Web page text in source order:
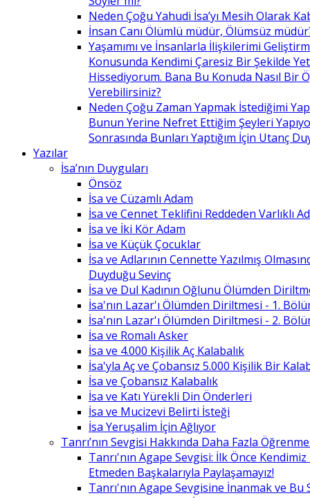
Neden Çoğu Yahudi İsa’yı Mesih Olarak
İnsan Canı Ölümlü müdür, Ölümsüz
Yaşamımı ve İnsanlarla İlişkilerimi
Konusunda Kendimi Çaresiz Bir Şekilde
Hissediyorum. Bana Bu Konuda Nasıl Bir
Verebilirsiniz?
Neden Çoğu Zaman Yapmak İstediğimi
Bunun Yerine Nefret Ettiğim Şeyleri
Sonrasında Bunları Yaptığım İçin Utanç
Yazılar
İsa’nın Duyguları
Önsöz
İsa ve Cüzamlı Adam
İsa ve Cennet Teklifini Reddeden Varlıklı
İsa ve İki Kör Adam
İsa ve Küçük Çocuklar
İsa ve Adlarının Cennette Yazılmış
Duyduğu Sevinç
İsa ve Dul Kadının Oğlunu Ölümden
İsa'nın Lazar'ı Ölümden Diriltmesi - 1.
İsa'nın Lazar'ı Ölümden Diriltmesi - 2.
İsa ve Romalı Asker
İsa ve 4.000 Kişilik Aç Kalabalık
İsa'yla Aç ve Çobansız 5.000 Kişilik Bir
İsa ve Çobansız Kalabalık
İsa ve Katı Yürekli Din Önderleri
İsa ve Mucizevi Belirti İsteği
İsa Yeruşalim İçin Ağlıyor
Tanrı’nın Sevgisi Hakkında Daha Fazla
Tanrı'nın Agape Sevgisi: İlk Önce
Etmeden Başkalarıyla Paylaşamayız!
Tanrı'nın Agape Sevgisine İnanmak ve Bu